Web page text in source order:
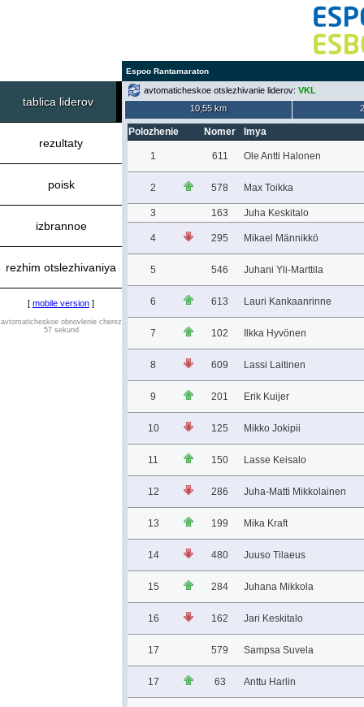
Espoo Rantamaraton
tablica liderov
rezultaty
poisk
izbrannoe
rezhim otslezhivaniya
[ mobile version ]
avtomaticheskoe obnovlenie cherez
57 sekund
avtomaticheskoe otslezhivanie liderov: VKL
10,55 km
Polozhenie Nomer Imya
1 611 Ole Antti Halonen
2 578 Max Toikka
3 163 Juha Keskitalo
4 295 Mikael Männikkö
5 546 Juhani Yli-Marttila
6 613 Lauri Kankaanrinne
7 102 Ilkka Hyvönen
8 609 Lassi Laitinen
9 201 Erik Kuijer
10 125 Mikko Jokipii
11 150 Lasse Keisalo
12 286 Juha-Matti Mikkolainen
13 199 Mika Kraft
14 480 Juuso Tilaeus
15 284 Juhana Mikkola
16 162 Jari Keskitalo
17 579 Sampsa Suvela
17 63 Anttu Harlin